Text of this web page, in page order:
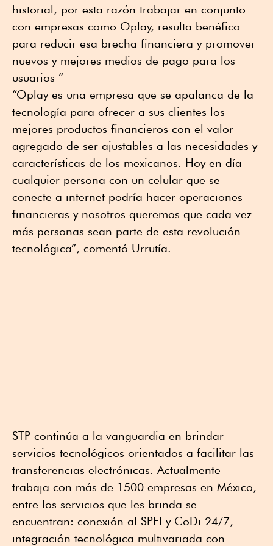
historial, por esta razón trabajar en conjunto
con empresas como Oplay, resulta benéfico
para reducir esa brecha financiera y promover
nuevos y mejores medios de pago para los
usuarios ”
“Oplay es una empresa que se apalanca de la
tecnología para ofrecer a sus clientes los
mejores productos financieros con el valor
agregado de ser ajustables a las necesidades y
características de los mexicanos. Hoy en día
cualquier persona con un celular que se
conecte a internet podría hacer operaciones
financieras y nosotros queremos que cada vez
más personas sean parte de esta revolución
tecnológica”, comentó Urrutía.
STP continúa a la vanguardia en brindar
servicios tecnológicos orientados a facilitar las
transferencias electrónicas. Actualmente
trabaja con más de 1500 empresas en México,
entre los servicios que les brinda se
encuentran: conexión al SPEI y CoDi 24/7,
integración tecnológica multivariada con